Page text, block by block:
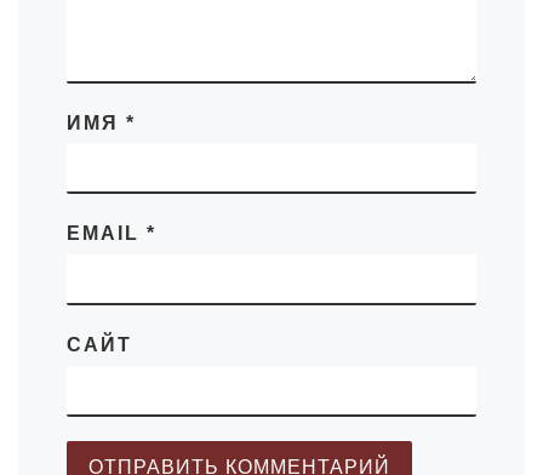
ИМЯ *
EMAIL *
САЙТ